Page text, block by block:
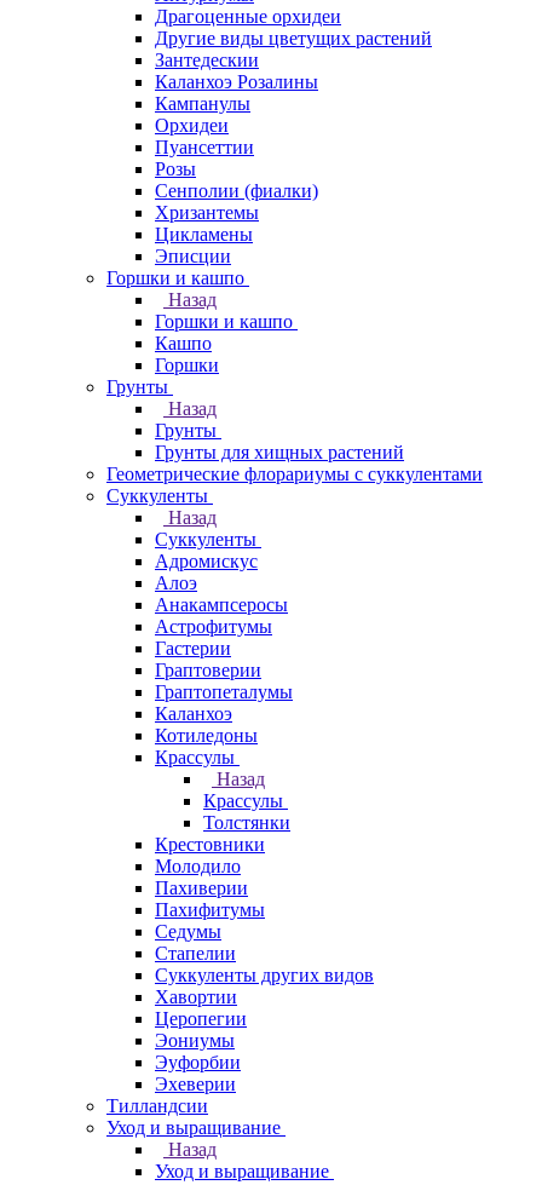
Драгоценные орхидеи
Другие виды цветущих растений
Зантедескии
Каланхоэ Розалины
Кампанулы
Орхидеи
Пуансеттии
Розы
Сенполии (фиалки)
Хризантемы
Цикламены
Эписции
Горшки и кашпо
Назад
Горшки и кашпо
Кашпо
Горшки
Грунты
Назад
Грунты
Грунты для хищных растений
Геометрические флорариумы с суккулентами
Суккуленты
Назад
Суккуленты
Адромискус
Алоэ
Анакампсеросы
Астрофитумы
Гастерии
Граптоверии
Граптопеталумы
Каланхоэ
Котиледоны
Крассулы
Назад
Крассулы
Толстянки
Крестовники
Молодило
Пахиверии
Пахифитумы
Седумы
Стапелии
Суккуленты других видов
Хавортии
Церопегии
Эониумы
Эуфорбии
Эхеверии
Тилландсии
Уход и выращивание
Назад
Уход и выращивание